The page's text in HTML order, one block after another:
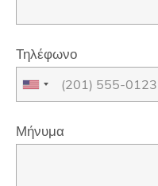
Τηλέφωνο
Μήνυμα